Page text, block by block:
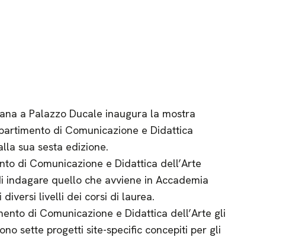
a Palazzo Ducale inaugura la mostra
di Comunicazione e Didattica
sua sesta edizione.
di Comunicazione e Didattica dell’Arte
quello che avviene in Accademia
livelli dei corsi di laurea.
di Comunicazione e Didattica dell’Arte gli
sette progetti site-specific concepiti per gli